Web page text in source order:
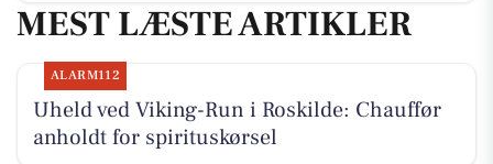
MEST LÆSTE ARTIKLER
ALARM112
Uheld ved Viking-Run i Roskilde: Chauffør
anholdt for spirituskørsel